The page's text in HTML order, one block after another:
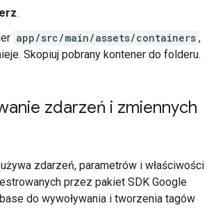
.
app/src/main/assets/containers ,
Skopiuj pobrany kontener do folderu.
zdarzeń i zmiennych
zdarzeń, parametrów i właściwości
przez pakiet SDK Google
do wywoływania i tworzenia tagów